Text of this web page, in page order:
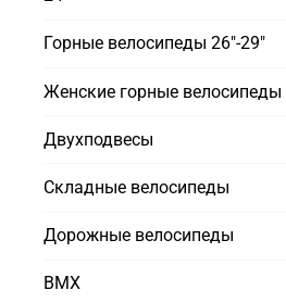
Горные велосипеды 26"-29"
Женские горные велосипеды
Двухподвесы
Складные велосипеды
Дорожные велосипеды
BMX